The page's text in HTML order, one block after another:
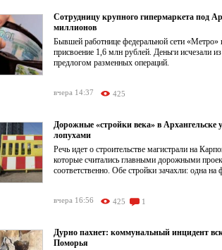
Сотрудницу крупного гипермаркета под
миллионов
Бывшей работнице федеральной сети «Метро»
присвоение 1,6 млн рублей. Деньги исчезали
предлогом разменных операций.
вчера 14:37 425
Дорожные «стройки века» в Архангельске
лопухами
Речь идет о строительстве магистрали на
которые считались главными дорожными
соответственно. Обе стройки зачахли: одна
вчера 16:56 425 1
Дурно пахнет: коммунальный инцидент
Поморья